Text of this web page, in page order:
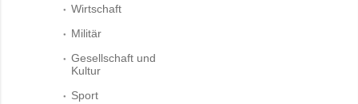
Wirtschaft
Militär
Gesellschaft und
Kultur
Sport